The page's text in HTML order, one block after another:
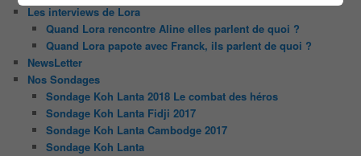
Les interviews de Lora
Quand Lora rencontre Aline elles parlent de quoi ?
Quand Lora papote avec Franck, ils parlent de quoi ?
NewsLetter
Nos Sondages
Sondage Koh Lanta 2018 Le combat des héros
Sondage Koh Lanta Fidji 2017
Sondage Koh Lanta Cambodge 2017
Sondage Koh Lanta